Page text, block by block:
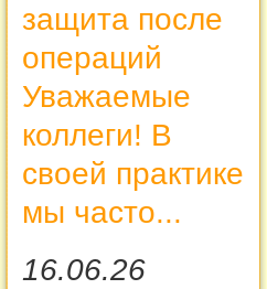
защита после
операций
Уважаемые
коллеги! В
своей практике
мы часто...
16.06.26